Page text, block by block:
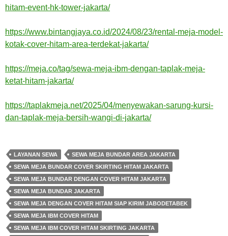
hitam-event-hk-tower-jakarta/
https://www.bintangjaya.co.id/2024/08/23/rental-meja-model-
kotak-cover-hitam-area-terdekat-jakarta/
https://meja.co/tag/sewa-meja-ibm-dengan-taplak-meja-
ketat-hitam-jakarta/
https://taplakmeja.net/2025/04/menyewakan-sarung-kursi-
dan-taplak-meja-bersih-wangi-di-jakarta/
LAYANAN SEWA
SEWA MEJA BUNDAR AREA JAKARTA
SEWA MEJA BUNDAR COVER SKIRTING HITAM JAKARTA
SEWA MEJA BUNDAR DENGAN COVER HITAM JAKARTA
SEWA MEJA BUNDAR JAKARTA
SEWA MEJA DENGAN COVER HITAM SIAP KIRIM JABODETABEK
SEWA MEJA IBM COVER HITAM
SEWA MEJA IBM COVER HITAM SKIRTING JAKARTA